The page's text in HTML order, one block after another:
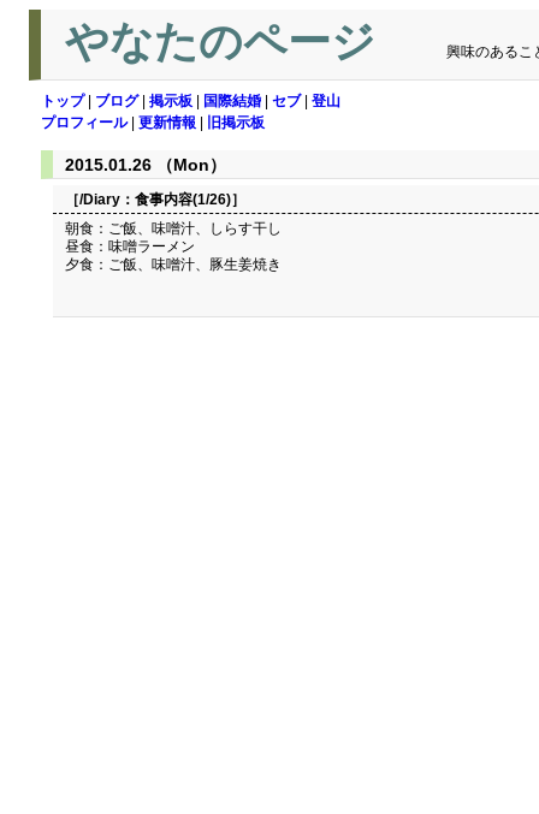
やなたのページ 興味のあるこ
トップ| ブログ| 掲示板 国際結婚 セブ| 登山
プロフィール| 更新情報 旧掲示板
2015.01.26 （Mon）
［/Diary： 食事内容(1/26)］
朝食：ご飯、味噌汁、しらす干し
昼食：味噌ラーメン
夕食：ご飯、味噌汁、豚生姜焼き